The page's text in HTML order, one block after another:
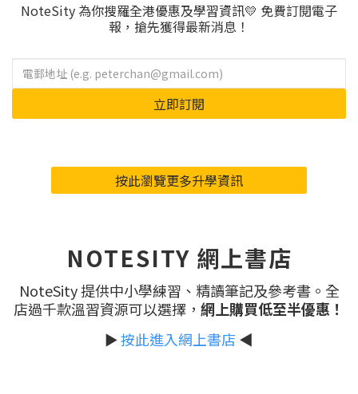
NoteSity 為你搜羅全港優惠及學習資訊💛 免費訂閱電子
報，搶先獲得最新消息！
立即訂閱
按此瀏覽更多升學資訊
NOTESITY 網上書店
NoteSity 提供中小學練習、精讀筆記及參考書。全
店過千款溫習資源可以選擇， 網上購買低至半優惠！
►按此進入網上書店◀